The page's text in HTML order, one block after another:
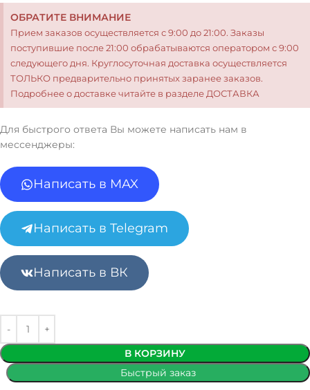
ОБРАТИТЕ ВНИМАНИЕ
Прием заказов осуществляется с 9:00 до 21:00. Заказы
поступившие после 21:00 обрабатываются оператором с 9:00
следующего дня. Круглосуточная доставка осуществляется
ТОЛЬКО предварительно принятых заранее заказов.
Подробнее о доставке читайте в разделе ДОСТАВКА
Для быстрого ответа Вы можете написать нам в
мессенджеры:
Написать в MAX
Написать в Telegram
Написать в ВК
В КОРЗИНУ
Быстрый заказ